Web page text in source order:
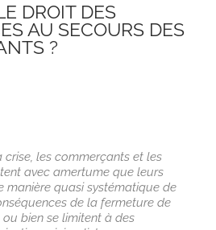
les commerçants et les
avec amertume que leurs
manière quasi systématique de
de la fermeture de
bien se limitent à des
DROIT DES
AU SECOURS DES
?